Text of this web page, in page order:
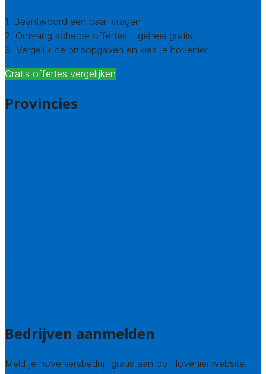
1. Beantwoord een paar vragen
2. Ontvang scherpe offertes – geheel gratis
3. Vergelijk de prijsopgaven en kies je hovenier
Gratis offertes vergelijken
Provincies
Bedrijven aanmelden
Meld je hoveniersbedrijf gratis aan op Hovenier.website.